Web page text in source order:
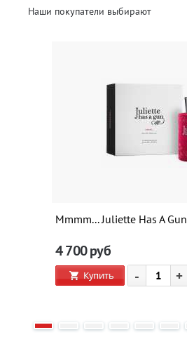
Наши покупатели выбирают
Mmmm... Juliette Has A Gun
4 700руб
Купить - +